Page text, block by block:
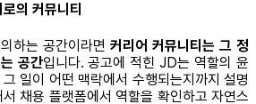
의 커뮤니티
하는 공간이라면 커리어 커뮤니티는 그 정
공간입니다. 공고에 적힌 JD는 역할의 윤
일이 어떤 맥락에서 수행되는지까지 설명
채용 플랫폼에서 역할을 확인하고 자연스